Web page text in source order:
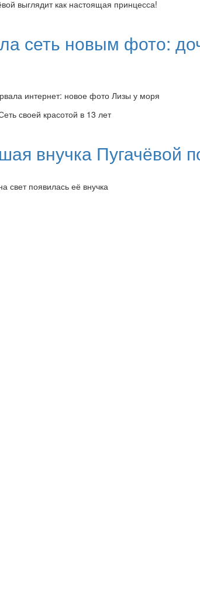
сеть новым фото:
интернет: новое фото Лизы у моря
внучка Пугачёвой
свет появилась её внучка